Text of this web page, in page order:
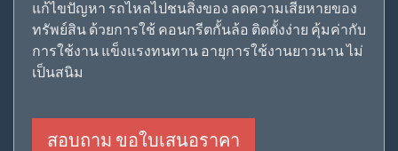
แก้ไขปัญหา รถไหลไปชนสิ่งของ ลดความเสียหายของ
ทรัพย์สิน ด้วยการใช้ คอนกรีตกั้นล้อ ติดตั้งง่าย คุ้มค่ากับ
การใช้งาน แข็งแรงทนทาน อายุการใช้งานยาวนาน ไม่
เป็นสนิม
สอบถาม ขอใบเสนอราคา